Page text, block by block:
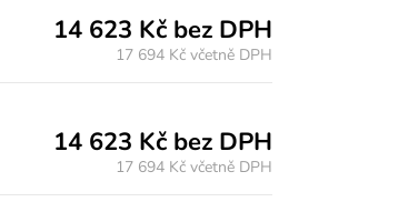
17 694 Kč včetně DPH
14 623 Kč bez DPH
17 694 Kč včetně DPH
14 623 Kč bez DPH